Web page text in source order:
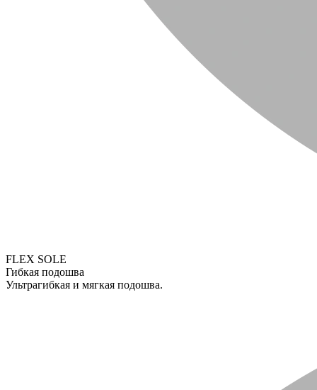
FLEX SOLE
Гибкая подошва
Ультрагибкая и мягкая подошва.